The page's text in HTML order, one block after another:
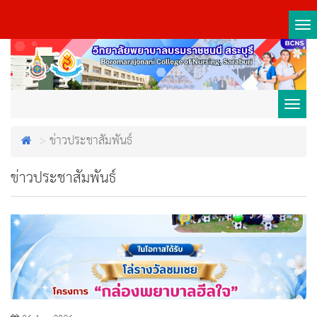
ข่าวประชาสัมพันธ์
ข่าวประชาสัมพันธ์